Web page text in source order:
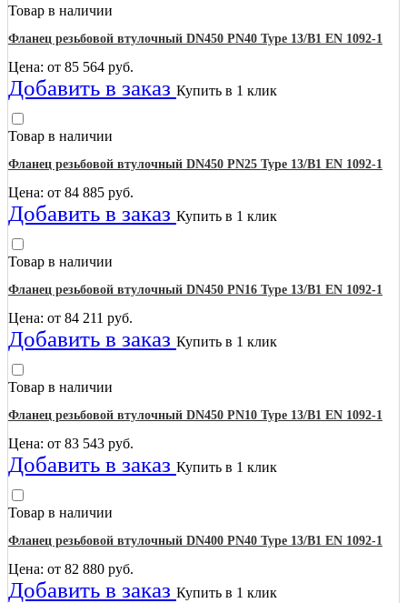
Товар в наличии
Фланец резьбовой втулочный DN450 PN40 Type 13/B1 EN 1092-1
Цена: от 85 564 руб.
Добавить в заказ Купить в 1 клик
Товар в наличии
Фланец резьбовой втулочный DN450 PN25 Type 13/B1 EN 1092-1
Цена: от 84 885 руб.
Добавить в заказ Купить в 1 клик
Товар в наличии
Фланец резьбовой втулочный DN450 PN16 Type 13/B1 EN 1092-1
Цена: от 84 211 руб.
Добавить в заказ Купить в 1 клик
Товар в наличии
Фланец резьбовой втулочный DN450 PN10 Type 13/B1 EN 1092-1
Цена: от 83 543 руб.
Добавить в заказ Купить в 1 клик
Товар в наличии
Фланец резьбовой втулочный DN400 PN40 Type 13/B1 EN 1092-1
Цена: от 82 880 руб.
Добавить в заказ Купить в 1 клик